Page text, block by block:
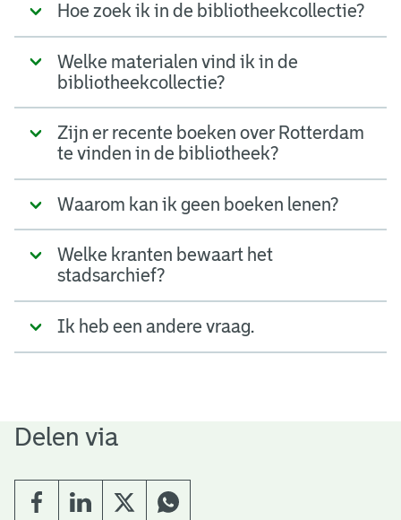
Hoe zoek ik in de bibliotheekcollectie?
Welke materialen vind ik in de
bibliotheekcollectie?
Zijn er recente boeken over Rotterdam
te vinden in de bibliotheek?
Waarom kan ik geen boeken lenen?
Welke kranten bewaart het
stadsarchief?
Ik heb een andere vraag.
Delen via